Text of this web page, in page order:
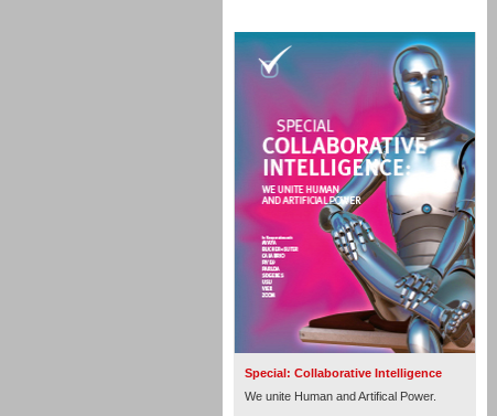
Special: Collaborative Intelligence
We unite Human and Artifical Power.
Personal
Inbound